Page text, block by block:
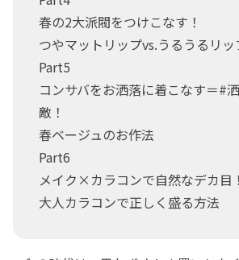
春の2大派閥をつけこなす！
つやマットリップvs.うるうるリッ
Part5
コンサバをお洒落に着こなす＝#
敵！
春ベージュのお作法
Part6
メイク×カラコンで自然なデカ目！
大人カラコンで正しく盛る方法